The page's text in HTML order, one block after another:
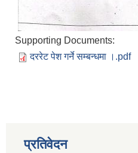
Supporting Documents:
दररेट पेश गर्ने सम्बन्धमा ।.pdf
प्रतिवेदन